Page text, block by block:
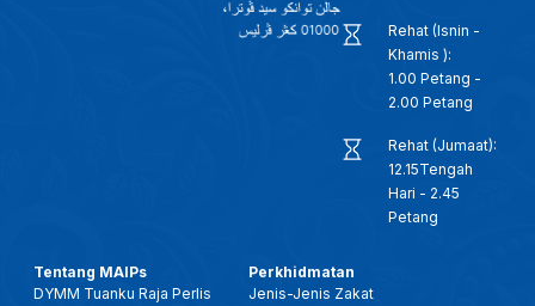
Rehat (Isnin -
Khamis ):
1.00 Petang -
2.00 Petang
Rehat (Jumaat):
12.15Tengah
Hari - 2.45
Petang
Tentang MAIPs
DYMM Tuanku Raja Perlis
Perkhidmatan
Jenis-Jenis Zakat